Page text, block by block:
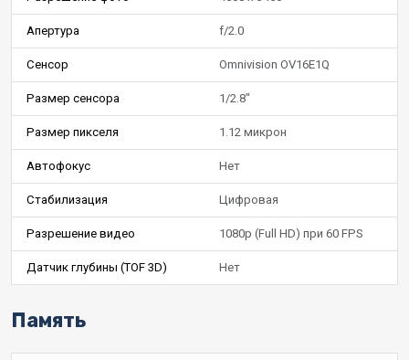
Апертура f/2.0
Сенсор Omnivision OV16E1Q
Размер сенсора 1/2.8"
Размер пикселя 1.12 микрон
Автофокус Нет
Стабилизация Цифровая
Разрешение видео 1080p (Full HD) при 60 FPS
Датчик глубины (TOF 3D) Нет
Память